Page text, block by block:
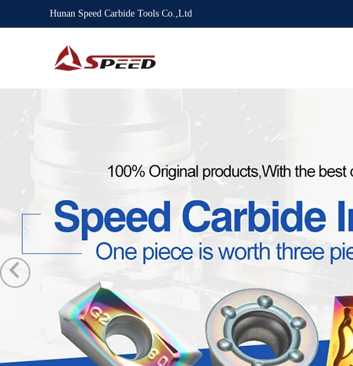
Hunan Speed Carbide Tools Co.,Ltd
